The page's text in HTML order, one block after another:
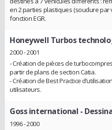
en 2 parties plastiques (soudure par
fonction EGR.
Honeywell Turbos
2000 - 2001
- Création de pièces de
partir de plans de section Catia.
- Création de Best Practice
utilisateurs.
Goss international -
1996 - 2000